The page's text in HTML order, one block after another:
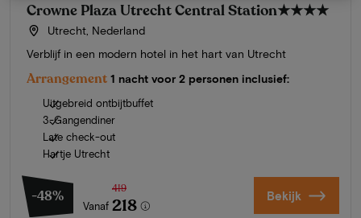
Crowne Plaza Utrecht Central Station★★★★
Utrecht, Nederland
Verblijf in een modern hotel in het hart van Utrecht
Arrangement 1 nacht voor 2 personen inclusief:
Uitgebreid ontbijtbuffet
3-Gangendiner
Late check-out
Hartje Utrecht
-48%
Vanaf
419
218 Bekijk